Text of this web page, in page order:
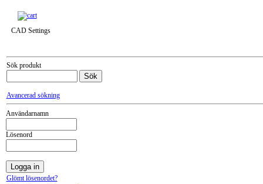
CAD Settings
Sök produkt
Avancerad sökning
Användarnamn
Lösenord
Glömt lösenordet?